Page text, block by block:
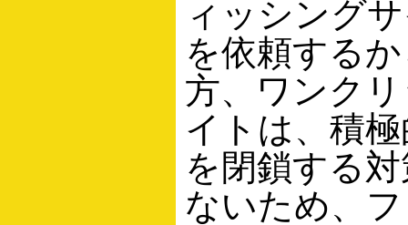
ィッシング
を依頼する
方、ワンク
イトは、積
を閉鎖する
ないため、